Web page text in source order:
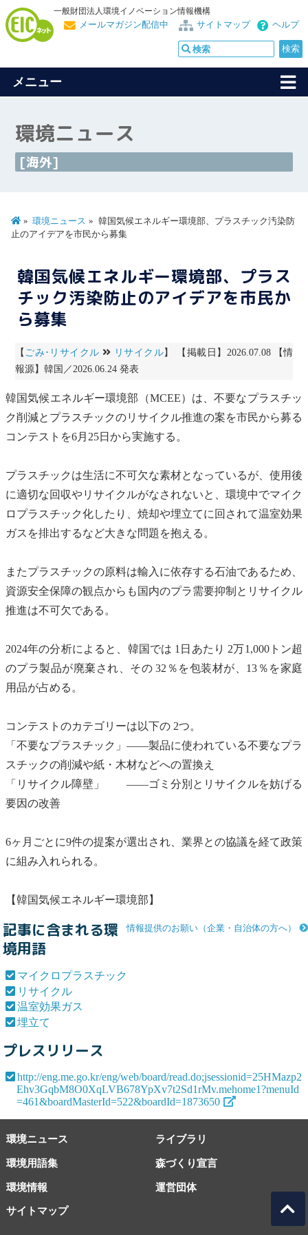
一般財団法人環境イノベーション情報機構
ヘルプ
サイトマップ
メールマガジン配信中
メニュー
環境ニュース
[海外]
環境ニュース
韓国気候エネルギー環境部、プラスチック汚染防
止のアイデアを市民から募集
韓国気候エネルギー環境部、プラス
チック汚染防止のアイデアを市民か
ら募集
【 ごみ･リサイクル リサイクル】 【掲載日】2026.07.08 【情
報源】韓国／2026.06.24 発表
韓国気候エネルギー環境部（MCEE）は、不要なプラスチッ
ク削減とプラスチックのリサイクル推進の案を市民から募る
コンテストを6月25日から実施する。
プラスチックは生活に不可欠な素材となっているが、使用後
に適切な回収やリサイクルがなされないと、環境中でマイク
ロプラスチック化したり、焼却や埋立てに回されて温室効果
ガス を排出するなど大きな問題を抱える。
またプラスチックの原料は輸入に依存する石油であるため、
資源安全保障の観点からも国内のプラ需要抑制と リサイクル
推進は不可欠である。
2024年の分析によると、韓国では 1日あたり 2万1,000トン超
のプラ製品が廃棄され、その 32％を包装材が、13％を家庭
用品が占める。
コンテストのカテゴリーは以下の 2つ。
「不要なプラスチック」――製品に使われている不要なプラ
スチックの削減や紙・木材などへの置換え
「 リサイクル障壁」 ――ゴミ分別と リサイクルを妨げる
要因の改善
6ヶ月ごとに9件の提案が選出され、業界との協議を経て政策
に組み入れられる。
【韓国気候エネルギー環境部】
情報提供のお願い（企業・自治体の方へ）
記事に含まれる環
境用語
マイクロプラスチック
リサイクル
温室効果ガス
埋立て
プレスリリース
http://eng.me.go.kr/eng/web/board/read.do;jsessionid=25HMazp2
Ehv3GqbM8O0XqLVB678YpXv7t2Sd1rMv.mehome1?menuId
=461&boardMasterId=522&boardId=1873650
環境ニュース ライブラリ
環境用語集 森づくり宣言
環境情報
サイトマップ
運営団体